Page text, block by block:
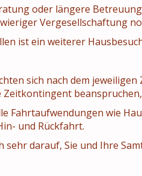
oder längere
Vergesellschaftung
ist ein weiterer
sich nach dem
Zeitkontingent
Fahrtaufwendungen wie
und Rückfahrt.
sehr darauf, Sie und Ihre